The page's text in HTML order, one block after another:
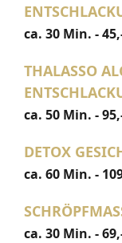
ca. 30 Min. -
THALASSO
ca. 50 Min. -
DETOX
ca. 60 Min. -
ca. 30 Min. -